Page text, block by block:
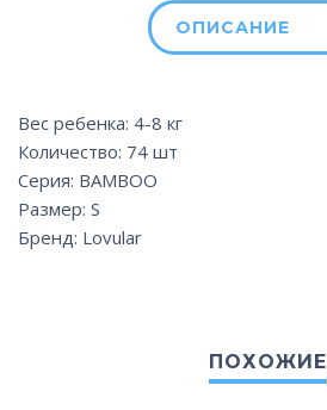
ОПИСАНИЕ
Вес ребенка: 4-8 кг
Количество: 74 шт
Серия: BAMBOO
Размер: S
Бренд: Lovular
ПОХОЖИЕ